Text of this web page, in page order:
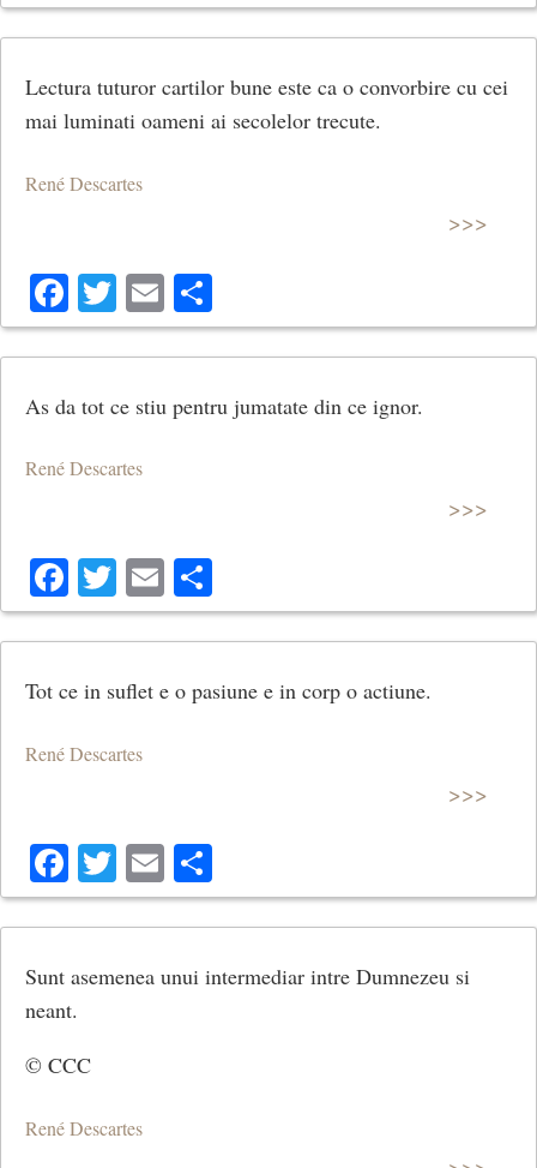
Lectura tuturor cartilor bune este ca o convorbire cu cei
mai luminati oameni ai secolelor trecute.
René Descartes
>>>
Facebook
Twitter
Email
As da tot ce stiu pentru jumatate din ce ignor.
René Descartes
>>>
Facebook
Twitter
Email
Tot ce in suflet e o pasiune e in corp o actiune.
René Descartes
>>>
Facebook
Twitter
Email
Sunt asemenea unui intermediar intre Dumnezeu si
neant.
© CCC
René Descartes